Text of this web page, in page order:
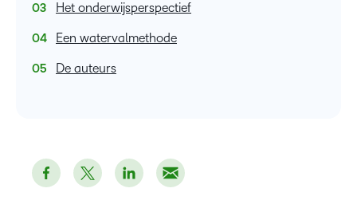
Het onderwijsperspectief
Een watervalmethode
De auteurs